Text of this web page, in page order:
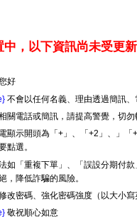
中，以下資訊尚未受更
好
不會以任何名義、理由透過簡訊
關電話或簡訊，請提高警覺，切
顯示開頭為「+」、「+2」、」
點選。
如「重複下單」、「誤設分期付
，降低詐騙的風險。
改密碼、強化密碼強度（以大小
敬祝順心如意